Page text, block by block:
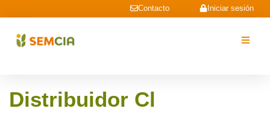
Iniciar sesión
Contacto
Distribuidor Cl